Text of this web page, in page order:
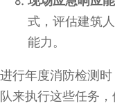
式，评估建筑
能力。
进行年度消防检测
队来执行这些任务